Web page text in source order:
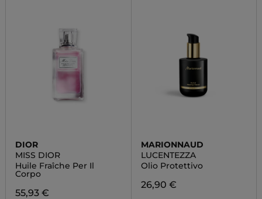
DIOR
MISS DIOR
Huile Fraîche Per Il
Corpo
55,93 €
MARIONNAUD
LUCENTEZZA
Olio Protettivo
26,90 €